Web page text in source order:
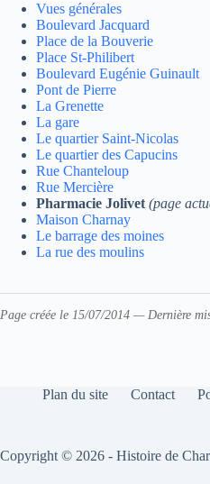
Vues générales
Boulevard Jacquard
Place de la Bouverie
Place St-Philibert
Boulevard Eugénie Guinault
Pont de Pierre
La Grenette
La gare
Le quartier Saint-Nicolas
Le quartier des Capucins
Rue Chanteloup
Rue Mercière
Pharmacie Jolivet (page
Maison Charnay
Le barrage des moines
La rue des moulins
Page créée le 15/07/2014 — Dernière
Plan du site Contact
Copyright © 2026 - Histoire de